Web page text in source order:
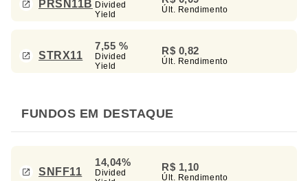
PRSN11B Divided
Yield
Últ. Rendimento
STRX11
7,55 %
Divided
Yield
R$ 0,82
Últ. Rendimento
FUNDOS EM DESTAQUE
SNFF11
14,04%
Divided
R$ 1,10
Últ. Rendimento